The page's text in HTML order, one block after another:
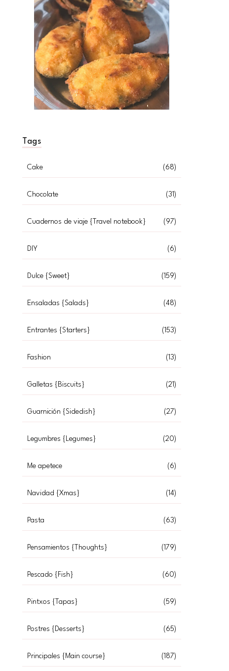
Tags
Cake (68)
Chocolate (31)
Cuadernos de viaje {Travel notebook} (97)
DIY (6)
Dulce {Sweet} (159)
Ensaladas {Salads} (48)
Entrantes {Starters} (153)
Fashion (13)
Galletas {Biscuits} (21)
Guarnición {Sidedish} (27)
Legumbres {Legumes} (20)
Me apetece (6)
Navidad {Xmas} (14)
Pasta (63)
Pensamientos {Thoughts} (179)
Pescado {Fish} (60)
Pintxos {Tapas} (59)
Postres {Desserts} (65)
Principales {Main course} (187)